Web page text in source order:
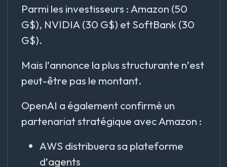
Parmi les investisseurs : Amazon (50
G$), NVIDIA (30 G$) et SoftBank (30
G$).
Mais l’annonce la plus structurante n’est
peut-être pas le montant.
OpenAI a également confirmé un
partenariat stratégique avec Amazon :
AWS distribuera sa plateforme
d’agents